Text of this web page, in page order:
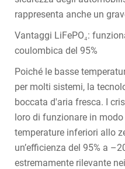
rappresenta anche un
Vantaggi LiFePO₄:
coulombica del 95%
Poiché le basse
per molti sistemi, la
boccata d'aria fresca. I
loro di funzionare in
temperature inferiori allo
un’efficienza del 95% a
estremamente rilevante